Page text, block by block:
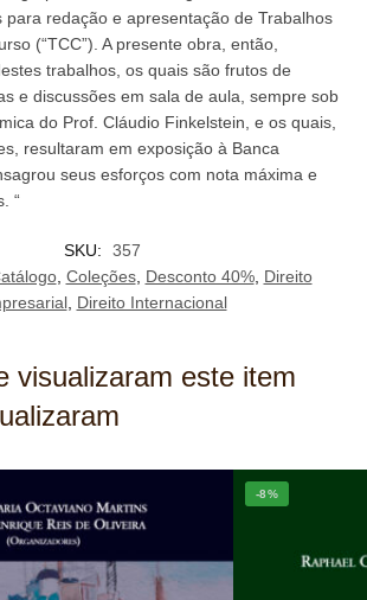
para redação e apresentação de Trabalhos
(“TCC”). A presente obra, então,
trabalhos, os quais são frutos de
e discussões em sala de aula, sempre sob
do Prof. Cláudio Finkelstein, e os quais,
resultaram em exposição à Banca
seus esforços com nota máxima e
“
SKU:
357
, Coleções, Desconto 40%, Direito
, Direito Internacional
visualizaram este item
-8%